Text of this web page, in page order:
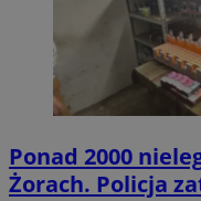
Ponad 2000
Żorach. Policja